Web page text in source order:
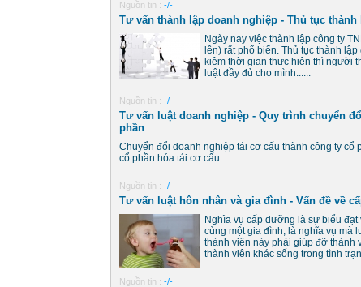
Nguồn tin : -/-
Tư vấn thành lập doanh nghiệp - Thủ tục thành
Ngày nay việc thành lập công ty
lên) rất phổ biến. Thủ tục thành
kiệm thời gian thực hiện thì người
luật đầy đủ cho mình......
Nguồn tin : -/-
Tư vấn luật doanh nghiệp - Quy trình chuyển
phần
Chuyển đổi doanh nghiệp tái cơ cấu thành công ty
cổ phần hóa tái cơ cấu....
Nguồn tin : -/-
Tư vấn luật hôn nhân và gia đình - Vấn đề về
Nghĩa vụ cấp dưỡng là sự biểu
cùng một gia đình, là nghĩa vụ mà
thành viên này phải giúp đỡ thành
thành viên khác sống trong tình
Nguồn tin : -/-